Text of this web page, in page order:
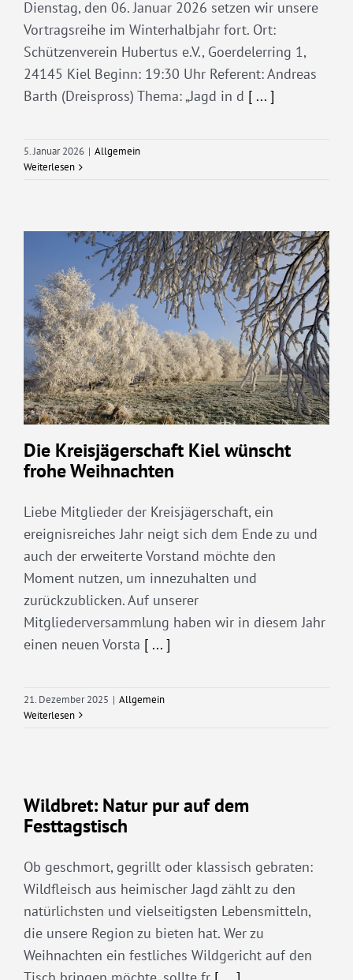
Dienstag, den 06. Januar 2026 setzen wir unsere
Vortragsreihe im Winterhalbjahr fort. Ort:
Schützenverein Hubertus e.V., Goerdelerring 1,
24145 Kiel Beginn: 19:30 Uhr Referent: Andreas
Barth (Dreispross) Thema: „Jagd in d [ ... ]
5. Januar 2026 | Allgemein
Weiterlesen
Die Kreisjägerschaft Kiel wünscht
frohe Weihnachten
Liebe Mitglieder der Kreisjägerschaft, ein
ereignisreiches Jahr neigt sich dem Ende zu und
auch der erweiterte Vorstand möchte den
Moment nutzen, um innezuhalten und
zurückzublicken. Auf unserer
Mitgliederversammlung haben wir in diesem Jahr
einen neuen Vorsta [ ... ]
21. Dezember 2025 | Allgemein
Weiterlesen
Wildbret: Natur pur auf dem
Festtagstisch
Ob geschmort, gegrillt oder klassisch gebraten:
Wildfleisch aus heimischer Jagd zählt zu den
natürlichsten und vielseitigsten Lebensmitteln,
die unsere Region zu bieten hat. Wer zu
Weihnachten ein festliches Wildgericht auf den